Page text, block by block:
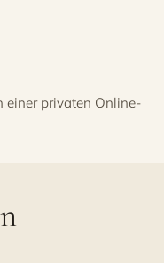
einer privaten Online-